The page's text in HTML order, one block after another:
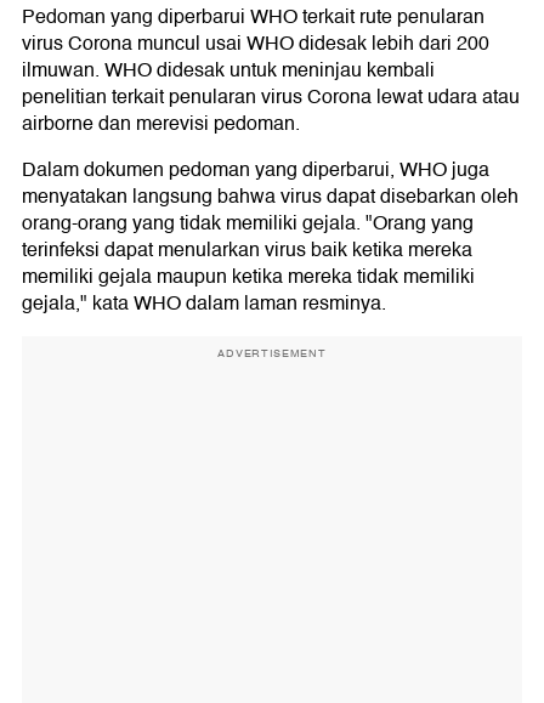
Pedoman yang diperbarui WHO terkait rute penularan
virus Corona muncul usai WHO didesak lebih dari 200
ilmuwan. WHO didesak untuk meninjau kembali
penelitian terkait penularan virus Corona lewat udara atau
airborne dan merevisi pedoman.
Dalam dokumen pedoman yang diperbarui, WHO juga
menyatakan langsung bahwa virus dapat disebarkan oleh
orang-orang yang tidak memiliki gejala. "Orang yang
terinfeksi dapat menularkan virus baik ketika mereka
memiliki gejala maupun ketika mereka tidak memiliki
gejala," kata WHO dalam laman resminya.
ADVERTISEMENT